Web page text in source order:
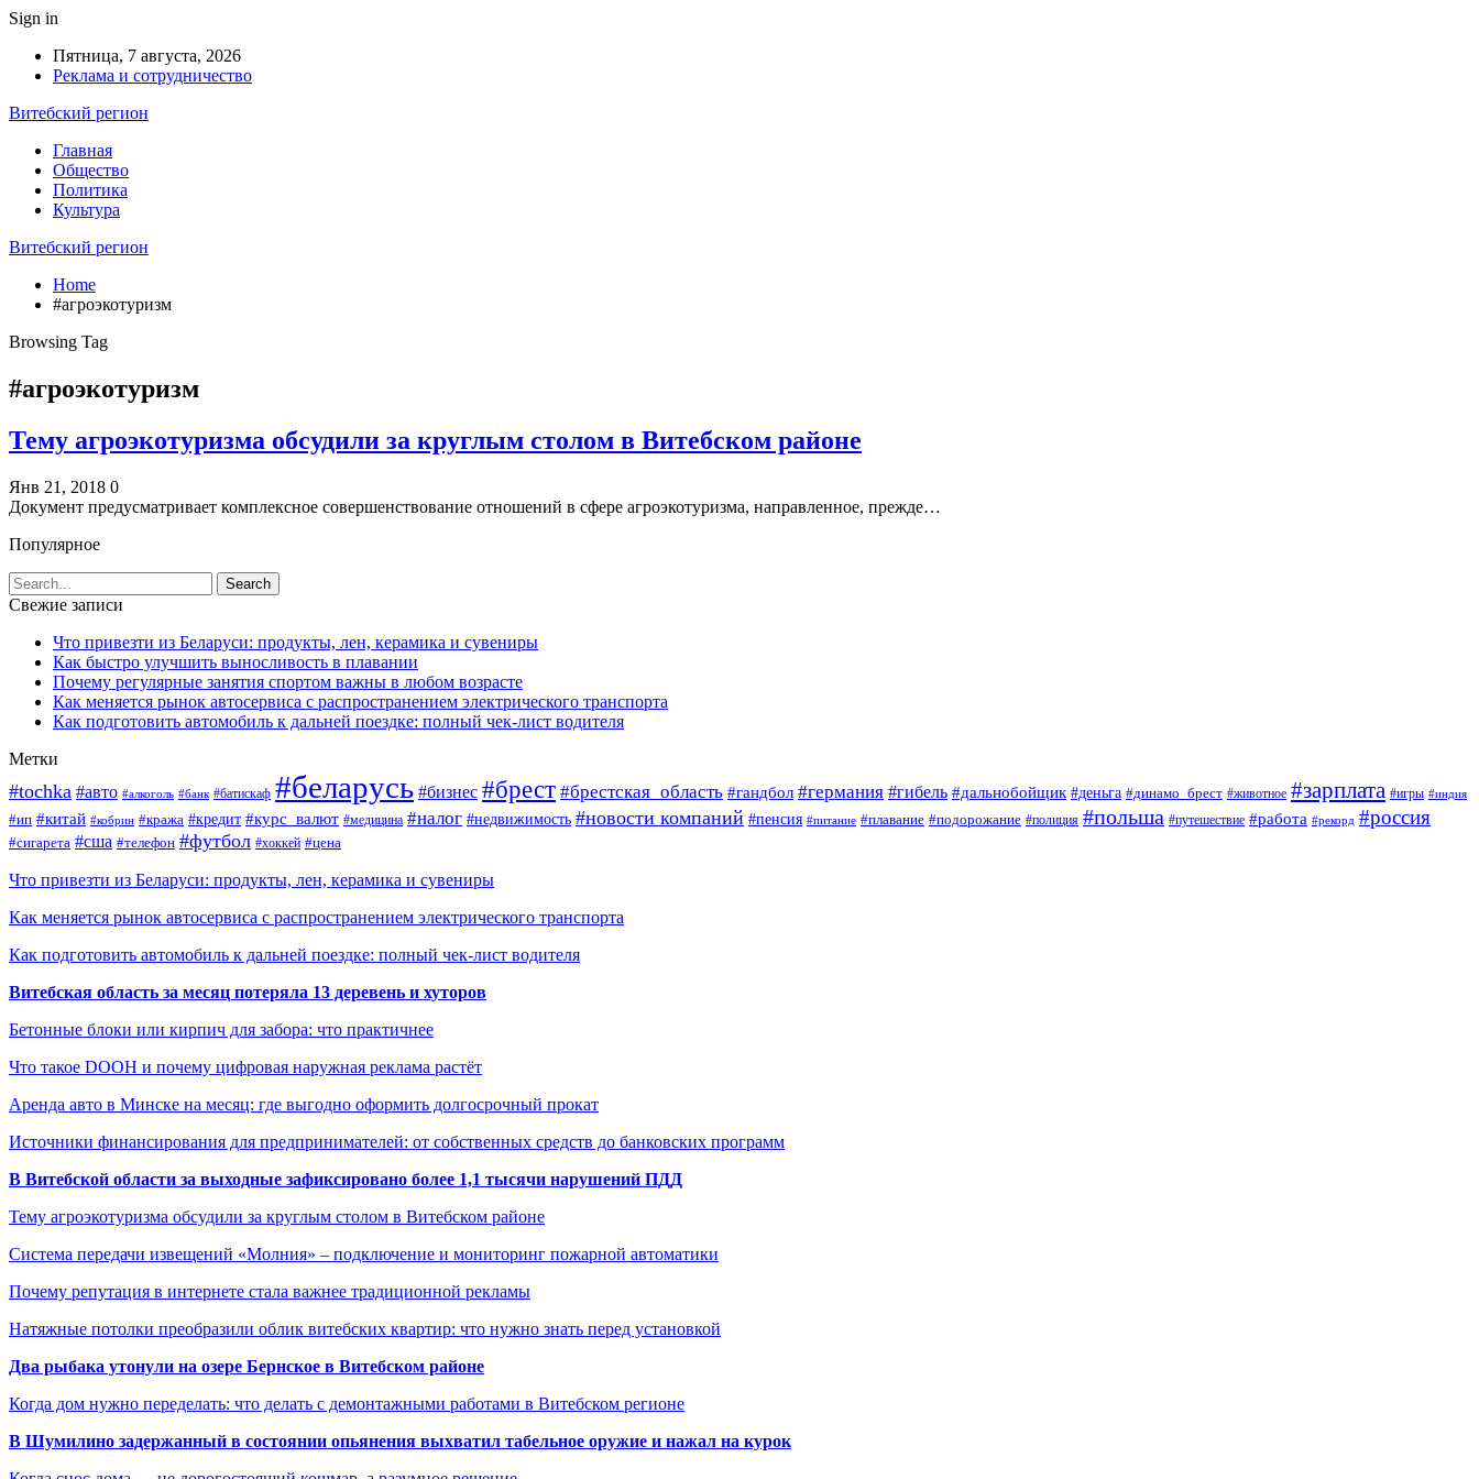
Sign in
Пятница, 7 августа, 2026
Реклама и сотрудничество
Витебский регион
Главная
Общество
Политика
Культура
Витебский регион
Home
#агроэкотуризм
Browsing Tag
#агроэкотуризм
Тему агроэкотуризма обсудили за круглым столом в Витебском районе
Янв 21, 2018 0
Документ предусматривает комплексное совершенствование отношений в сфере агроэкотуризма, направленное, прежде…
Популярное
Свежие записи
Что привезти из Беларуси: продукты, лен, керамика и сувениры
Как быстро улучшить выносливость в плавании
Почему регулярные занятия спортом важны в любом возрасте
Как меняется рынок автосервиса с распространением электрического транспорта
Как подготовить автомобиль к дальней поездке: полный чек-лист водителя
Метки
#tochka #авто #алкоголь #банк #батискаф #беларусь #бизнес #брест #брестская_область #гандбол #германия #гибель #дальнобойщик #деньга #динамо_брест #животное #зарплата #игры #индия
#ип #китай #кобрин #кража #кредит #курс_валют #медицина #налог #недвижимость #новости компаний #пенсия #питание #плавание #подорожание #полиция #польша #путешествие #работа #рекорд #россия
#сигарета #сша #телефон #футбол #хоккей #цена
Что привезти из Беларуси: продукты, лен, керамика и сувениры
Как меняется рынок автосервиса с распространением электрического транспорта
Как подготовить автомобиль к дальней поездке: полный чек-лист водителя
Витебская область за месяц потеряла 13 деревень и хуторов
Бетонные блоки или кирпич для забора: что практичнее
Что такое DOOH и почему цифровая наружная реклама растёт
Аренда авто в Минске на месяц: где выгодно оформить долгосрочный прокат
Источники финансирования для предпринимателей: от собственных средств до банковских программ
В Витебской области за выходные зафиксировано более 1,1 тысячи нарушений ПДД
Тему агроэкотуризма обсудили за круглым столом в Витебском районе
Система передачи извещений «Молния» – подключение и мониторинг пожарной автоматики
Почему репутация в интернете стала важнее традиционной рекламы
Натяжные потолки преобразили облик витебских квартир: что нужно знать перед установкой
Два рыбака утонули на озере Бернское в Витебском районе
Когда дом нужно переделать: что делать с демонтажными работами в Витебском регионе
В Шумилино задержанный в состоянии опьянения выхватил табельное оружие и нажал на курок